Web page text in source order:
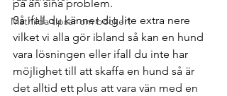
Mathilda tipsar om böcker!
på än sina problem.
Så ifall du känner dig lite extra nere
vilket vi alla gör ibland så kan en hund
vara lösningen eller ifall du inte har
möjlighet till att skaffa en hund så är
det alltid ett plus att vara vän med en